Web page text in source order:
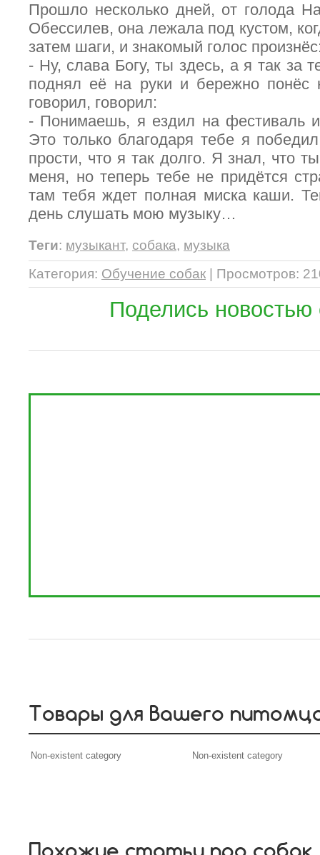
Прошло несколько дней, от голода
Обессилев, она лежала под кустом,
затем шаги, и знакомый голос
- Ну, слава Богу, ты здесь, а я так за
поднял её на руки и бережно понёс
говорил, говорил:
- Понимаешь, я ездил на фестиваль
Это только благодаря тебе я
прости, что я так долго. Я знал, что
меня, но теперь тебе не придётся
там тебя ждет полная миска каши.
день слушать мою музыку…
Теги: музыкант, собака, музыка
Категория: Обучение собак Просмотров:
Поделись новостью
Товары для Вашего
Non-existent category Non-existent category
Похожие статьи про собак